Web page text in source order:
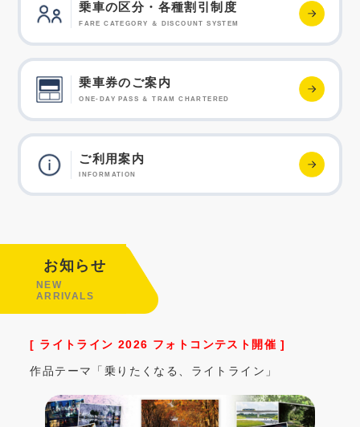
乗車の区分・各種割引制度
FARE CATEGORY ＆ DISCOUNT SYSTEM
乗車券のご案内
ONE-DAY PASS ＆ TRAM CHARTERED
ご利用案内
INFORMATION
お知らせ
NEW
ARRIVALS
[ ライトライン 2026 フォトコンテスト開催 ]
作品テーマ「乗りたくなる、ライトライン」